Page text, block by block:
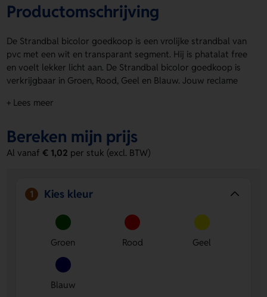
Productomschrijving
De Strandbal bicolor goedkoop is een vrolijke strandbal van
pvc met een wit en transparant segment. Hij is phatalat free
en voelt lekker licht aan. De Strandbal bicolor goedkoop is
verkrijgbaar in Groen, Rood, Geel en Blauw. Jouw reclame
logo, naam of eigen ontwerp laten aanbrengen. Leuk voor
prijs op.
Voordelen van de Strandbal bicolor
Opvallende bicolor look
- het wit en transparant geven
een frisse, speelse uitstraling.
Logo, naam of eigen ontwerp mogelijk
- op product
laat je eenvoudig een herkenbare bedrukking
aanbrengen.
Keuze uit vier kleuren
voor jouw actie.
+ Lees meer
Bereken mijn prijs
Al vanaf€ 1,02 per stuk (excl. BTW)
1 Kies kleur
Groen Rood Geel
Blauw